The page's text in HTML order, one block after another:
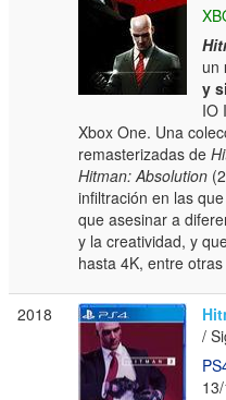
un
y
IO
Xbox One. Una
remasterizadas de
Hitman: Absolution
infiltración en las
que asesinar a
y la creatividad, y
hasta 4K, entre
2018
/